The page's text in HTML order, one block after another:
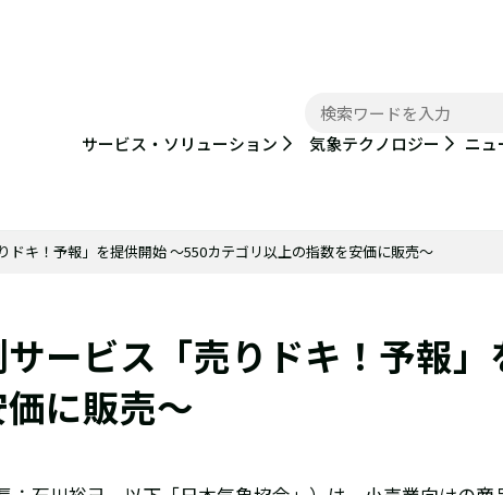
サービス・ソリューション
気象テクノロジー ニュ
ドキ！予報」を提供開始 ～550カテゴリ以上の指数を安価に販売～
ービス「売りドキ！予報
に販売～